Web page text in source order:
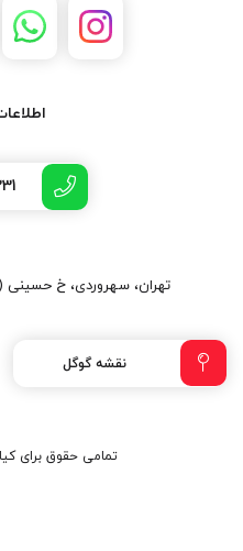
تهران، سهروردی، خ حسینی
نقشه گوگل
تمامی حقوق برای